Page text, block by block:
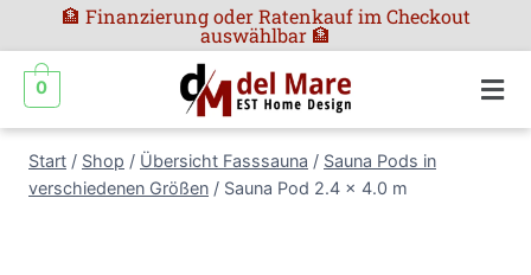
🏦 Finanzierung oder Ratenkauf im Checkout
auswählbar 🏦
0
Start / Shop / Übersicht Fasssauna / Sauna Pods in
verschiedenen Größen / Sauna Pod 2.4 x 4.0 m